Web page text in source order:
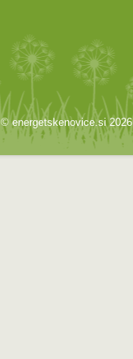
© energetskenovice.si 2026